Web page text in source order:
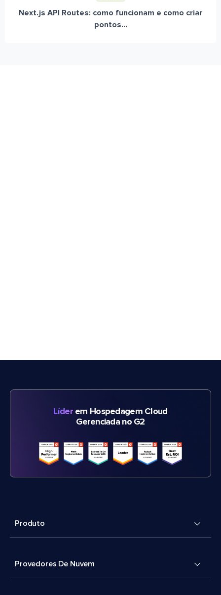
Next.js API Routes: como funcionam e como criar
pontos...
Líderem Hospedagem Cloud
Gerenciada no G2
Produto
Provedores De Nuvem